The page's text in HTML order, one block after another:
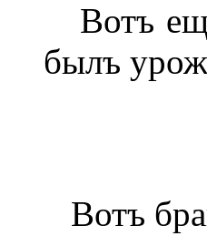
Вотъ
былъ
Вотъ